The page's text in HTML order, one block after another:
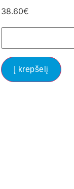
38.60€
Į krepšelį